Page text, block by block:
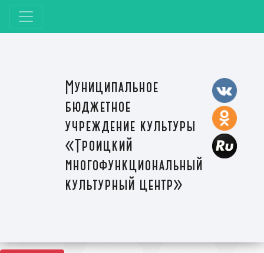
Муниципальное
бюджетное
учреждение культуры
«Троицкий
многофункциональный
культурный центр»